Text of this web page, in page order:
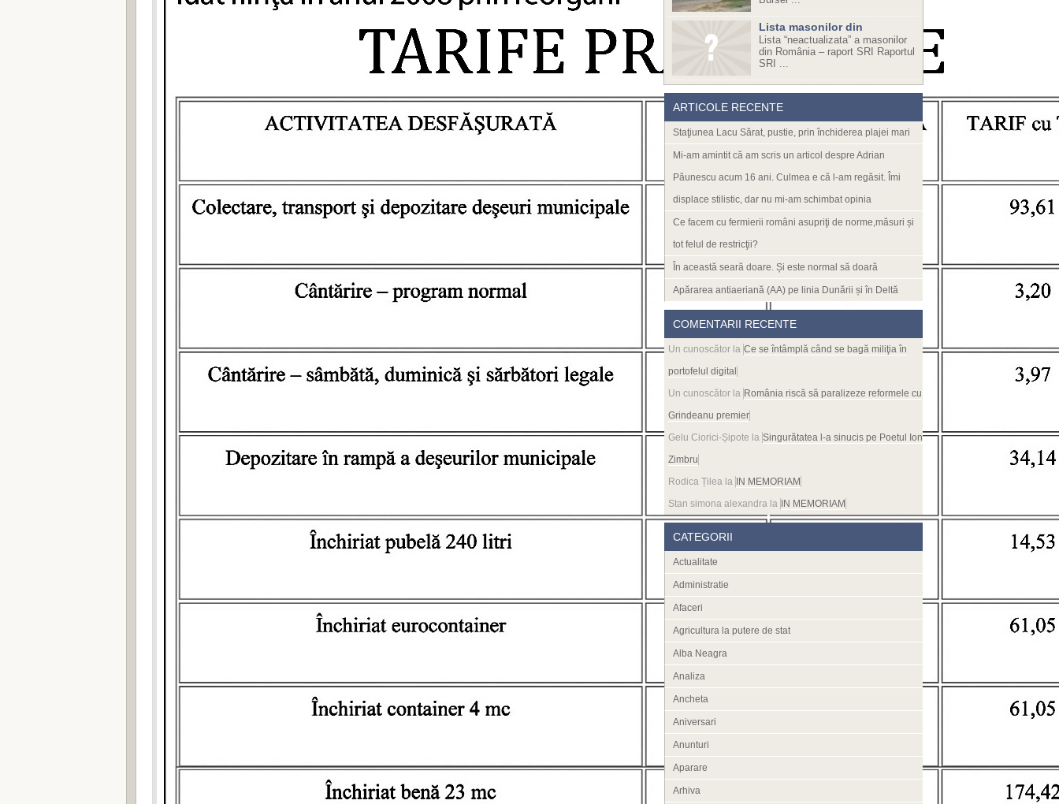
Lista masonilor din
Lista “neactualizata” a masonilor
din România – raport SRI Raportul
SRI ...
ARTICOLE RECENTE
Staţiunea Lacu Sărat, pustie, prin închiderea plajei mari
Mi-am amintit că am scris un articol despre Adrian
Păunescu acum 16 ani. Culmea e că l-am regăsit. Îmi
displace stilistic, dar nu mi-am schimbat opinia
Ce facem cu fermierii români asupriţi de norme,măsuri și
tot felul de restricţii?
În această seară doare. Și este normal să doară
Apărarea antiaeriană (AA) pe linia Dunării și în Deltă
COMENTARII RECENTE
Un cunoscător la Ce se întâmplă când se bagă miliţia în
portofelul digital
Un cunoscător la România riscă să paralizeze reformele cu
Grindeanu premier
Gelu Ciorici-Șipote la Singurătatea l-a sinucis pe Poetul Ion
Zimbru
Rodica Țilea la
IN MEMORIAM
Stan simona alexandra la IN MEMORIAM
CATEGORII
Actualitate
Administratie
Afaceri
Agricultura la putere de stat
Alba Neagra
Analiza
Ancheta
Aniversari
Anunturi
Aparare
Arhiva